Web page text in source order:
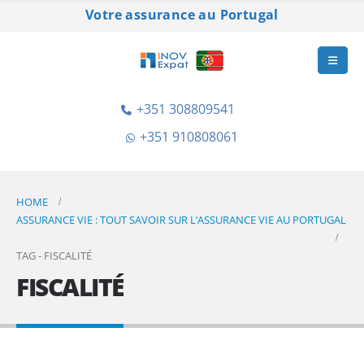
Votre assurance au Portugal
+351 308809541
+351 910808061
HOME
ASSURANCE VIE : TOUT SAVOIR SUR L’ASSURANCE VIE AU PORTUGAL
TAG - FISCALITÉ
FISCALITÉ